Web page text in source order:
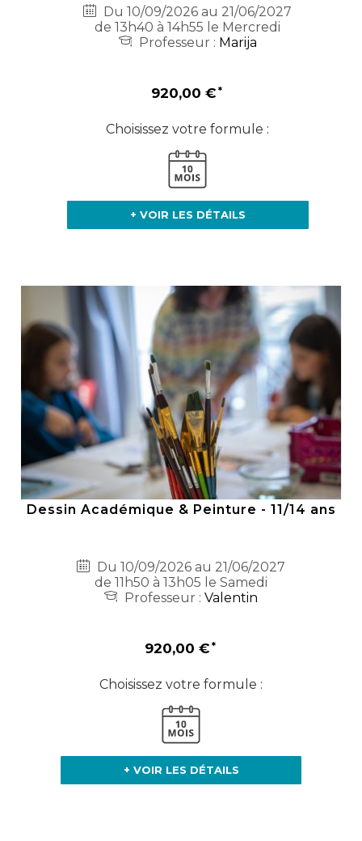
Du 10/09/2026 au 21/06/2027
de 13h40 à 14h55 le Mercredi
Professeur : Marija
920,00 €
Choisissez votre formule :
+ VOIR LES DÉTAILS
Dessin Académique & Peinture - 11/14 ans
Du 10/09/2026 au 21/06/2027
de 11h50 à 13h05 le Samedi
Professeur : Valentin
920,00 €
Choisissez votre formule :
+ VOIR LES DÉTAILS